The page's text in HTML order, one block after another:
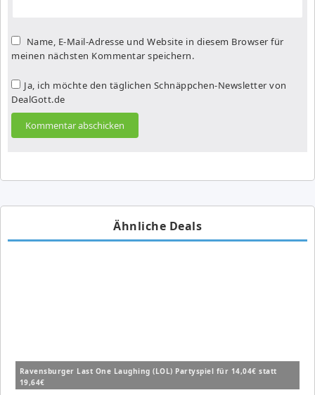
Name, E-Mail-Adresse und Website in diesem Browser für
meinen nächsten Kommentar speichern.
Ja, ich möchte den täglichen Schnäppchen-Newsletter von
DealGott.de
Ähnliche Deals
Ravensburger Last One Laughing (LOL) Partyspiel für 14,04€ statt
19,64€